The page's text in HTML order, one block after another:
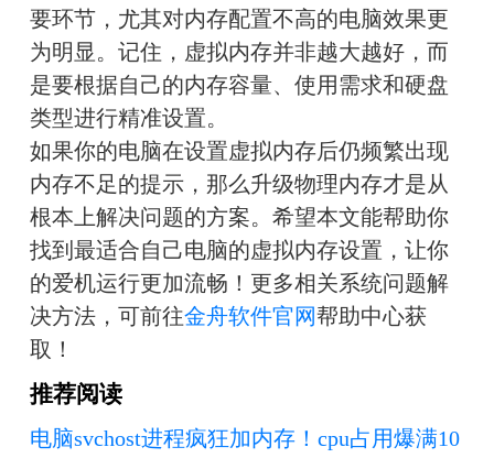
要环节，尤其对内存配置不高的电脑效果更
为明显。记住，虚拟内存并非越大越好，而
是要根据自己的内存容量、使用需求和硬盘
类型进行精准设置。
如果你的电脑在设置虚拟内存后仍频繁出现
内存不足的提示，那么升级物理内存才是从
根本上解决问题的方案。希望本文能帮助你
找到最适合自己电脑的虚拟内存设置，让你
的爱机运行更加流畅！更多相关系统问题解
决方法，可前往金舟软件官网帮助中心获
取！
推荐阅读
电脑svchost进程疯狂加内存！cpu占用爆满10